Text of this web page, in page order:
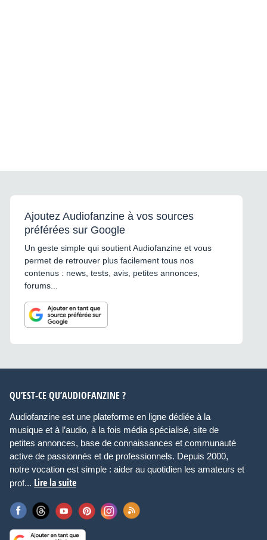
Ajoutez Audiofanzine à vos sources
préférées sur Google
Un geste simple qui soutient Audiofanzine et vous
permet de retrouver plus facilement tous nos
contenus : news, tests, avis, petites annonces,
forums...
QU’EST-CE QU’AUDIOFANZINE ?
Audiofanzine est une plateforme en ligne dédiée à la
musique et à l’audio, à la fois média spécialisé, site de
petites annonces, base de connaissances et communauté
active de passionnés et de professionnels. Depuis 2000,
notre vocation est simple : aider au quotidien les amateurs et
prof... Lire la suite